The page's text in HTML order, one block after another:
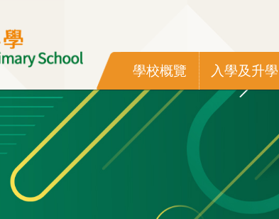
Main
navigation
學校概覽 入學及升學